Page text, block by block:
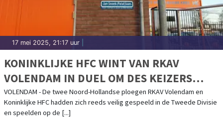
17 mei 2025, 21:17 uur
KONINKLIJKE HFC WINT VAN RKAV
VOLENDAM IN DUEL OM DES KEIZERS
BAARD
VOLENDAM - De twee Noord-Hollandse ploegen RKAV Volendam en
Koninklijke HFC hadden zich reeds veilig gespeeld in de Tweede Divisie
en speelden op de [...]